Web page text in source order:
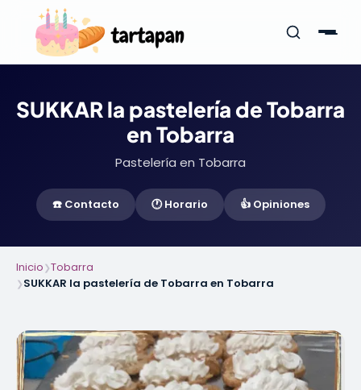
SUKKAR la pastelería de Tobarra
en Tobarra
Pastelería en Tobarra
☎️ Contacto 🕐 Horario 👍 Opiniones
Inicio❯Tobarra
❯SUKKAR la pastelería de Tobarra en Tobarra